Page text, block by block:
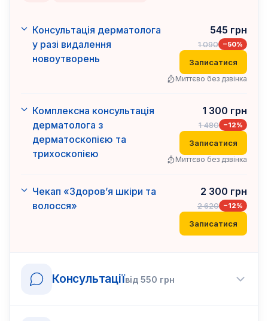
Консультація дерматолога
у разі видалення
новоутворень
545 грн
1 090 −50%
Записатися
Миттєво без дзвінка
Комплексна консультація
дерматолога з
дерматоскопією та
трихоскопією
1 300 грн
1 480 −12%
Записатися
Миттєво без дзвінка
Чекап «Здоров’я шкіри та
волосся»
2 300 грн
2 620 −12%
Записатися
Консультаціївід 550 грн